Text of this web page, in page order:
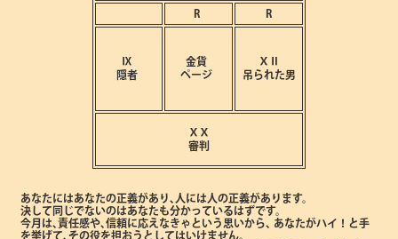
R R
Ⅸ
隠者
金貨
ページ
ⅩⅡ
吊られた男
ⅩⅩ
審判
あなたにはあなたの正義があり､人には人の正義があります。
決して同じでないのはあなたも分かっているはずです。
今月は､責任感や､信頼に応えなきゃという思いから､
あなたがハイ！と手
を挙げて､その役を担おうとしてはいけません。